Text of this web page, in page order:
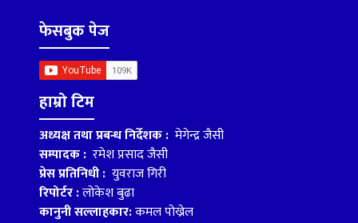
फेसबुक पेज
हाम्रो टिम
अध्यक्ष तथा प्रबन्ध निर्देशक : मेगेन्द्र जैसी
सम्पादक : रमेश प्रसाद जैसी
प्रेस प्रतिनिधी : युवराज गिरी
रिपोर्टर :लोकेश बुढा
कानुनी सल्लाहकार:कमल पोख्रेल